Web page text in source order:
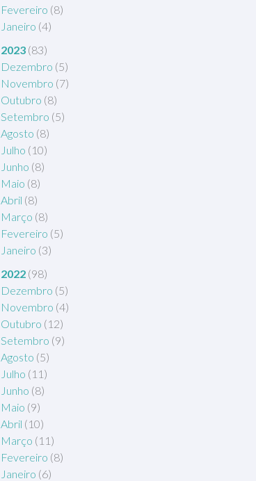
Fevereiro (8)
Janeiro (4)
2023 (83)
Dezembro (5)
Novembro (7)
Outubro (8)
Setembro (5)
Agosto (8)
Julho (10)
Junho (8)
Maio (8)
Abril (8)
Março (8)
Fevereiro (5)
Janeiro (3)
2022 (98)
Dezembro (5)
Novembro (4)
Outubro (12)
Setembro (9)
Agosto (5)
Julho (11)
Junho (8)
Maio (9)
Abril (10)
Março (11)
Fevereiro (8)
Janeiro (6)